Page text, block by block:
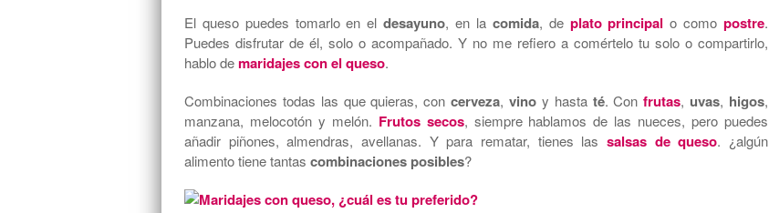
El queso puedes tomarlo en eldesayuno, en la comida, de plato principal o comopostre.
Puedes disfrutar de él, solo o acompañado. Y no me refiero a comértelo tu solo o compartirlo,
hablo demaridajes con el queso.
Combinaciones todas las que quieras, concerveza, vino y hasta té. Confrutas, uvas, higos,
manzana, melocotón y melón. Frutos secos, siempre hablamos de las nueces, pero puedes
añadir piñones, almendras, avellanas. Y para rematar, tienes las salsas de queso. ¿algún
alimento tiene tantas combinaciones posibles?